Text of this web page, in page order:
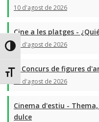
Toggle High Contrast
Toggle Font size
10 d'agost de 2026
Cine a les platges -
13 d'agost de 2026
III Concurs de figures
19 d'agost de 2026
Cinema d'estiu -
dulce